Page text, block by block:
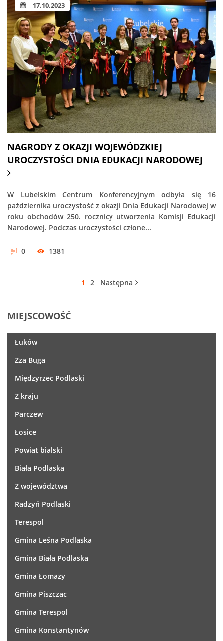
17.10.2023
NAGRODY Z OKAZJI WOJEWÓDZKIEJ
UROCZYSTOŚCI DNIA EDUKACJI NARODOWEJ
W Lubelskim Centrum Konferencyjnym odbyła się 16
października uroczystość z okazji Dnia Edukacji Narodowej w
roku obchodów 250. rocznicy utworzenia Komisji Edukacji
Narodowej. Podczas uroczystości człone...
0 1381
1 2 Następna
MIEJSCOWOŚĆ
Łuków
Zza Buga
Międzyrzec Podlaski
Z kraju
Parczew
Łosice
Powiat bialski
Biała Podlaska
Z województwa
Radzyń Podlaski
Terespol
Gmina Leśna Podlaska
Gmina Biała Podlaska
Gmina Łomazy
Gmina Piszczac
Gmina Terespol
Gmina Konstantynów